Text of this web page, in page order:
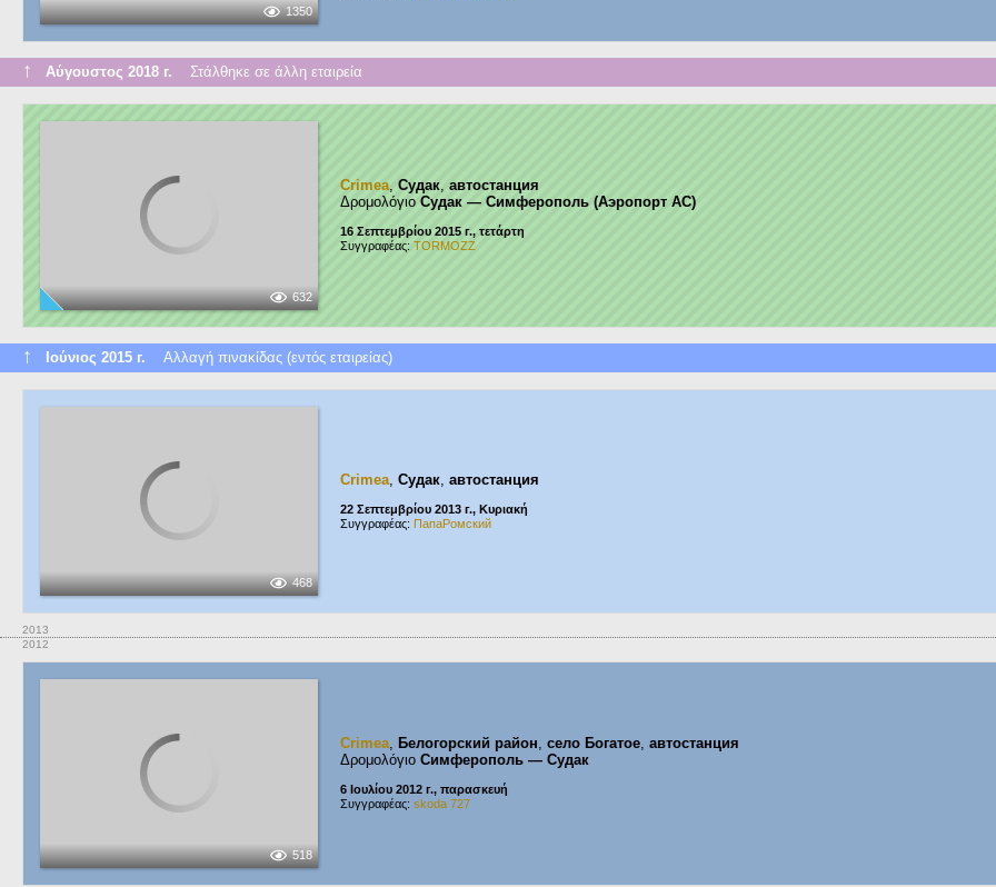
1350
↑ Αύγουστος 2018 г. Στάλθηκε σε άλλη εταιρεία
632
Crimea, Судак, автостанция
Δρομολόγιο Судак — Симферополь (Аэропорт АС)
16 Σεπτεμβρίου 2015 г., τετάρτη
Συγγραφέας: TORMOZZ
↑ Ιούνιος 2015 г. Αλλαγή πινακίδας (εντός εταιρείας)
468
Crimea, Судак, автостанция
22 Σεπτεμβρίου 2013 г., Κυριακή
Συγγραφέας: ПапаРомский
2013
2012
518
Crimea, Белогорский район, село Богатое, автостанция
Δρομολόγιο Симферополь — Судак
6 Ιουλίου 2012 г., παρασκευή
Συγγραφέας: skoda 727